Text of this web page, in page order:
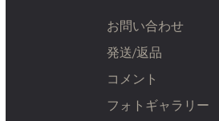
お問い合わせ
発送/返品
コメント
フォトギャラリー